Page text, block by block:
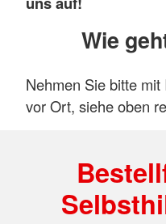
Wie
Nehmen Sie bitte
vor Ort, siehe oben